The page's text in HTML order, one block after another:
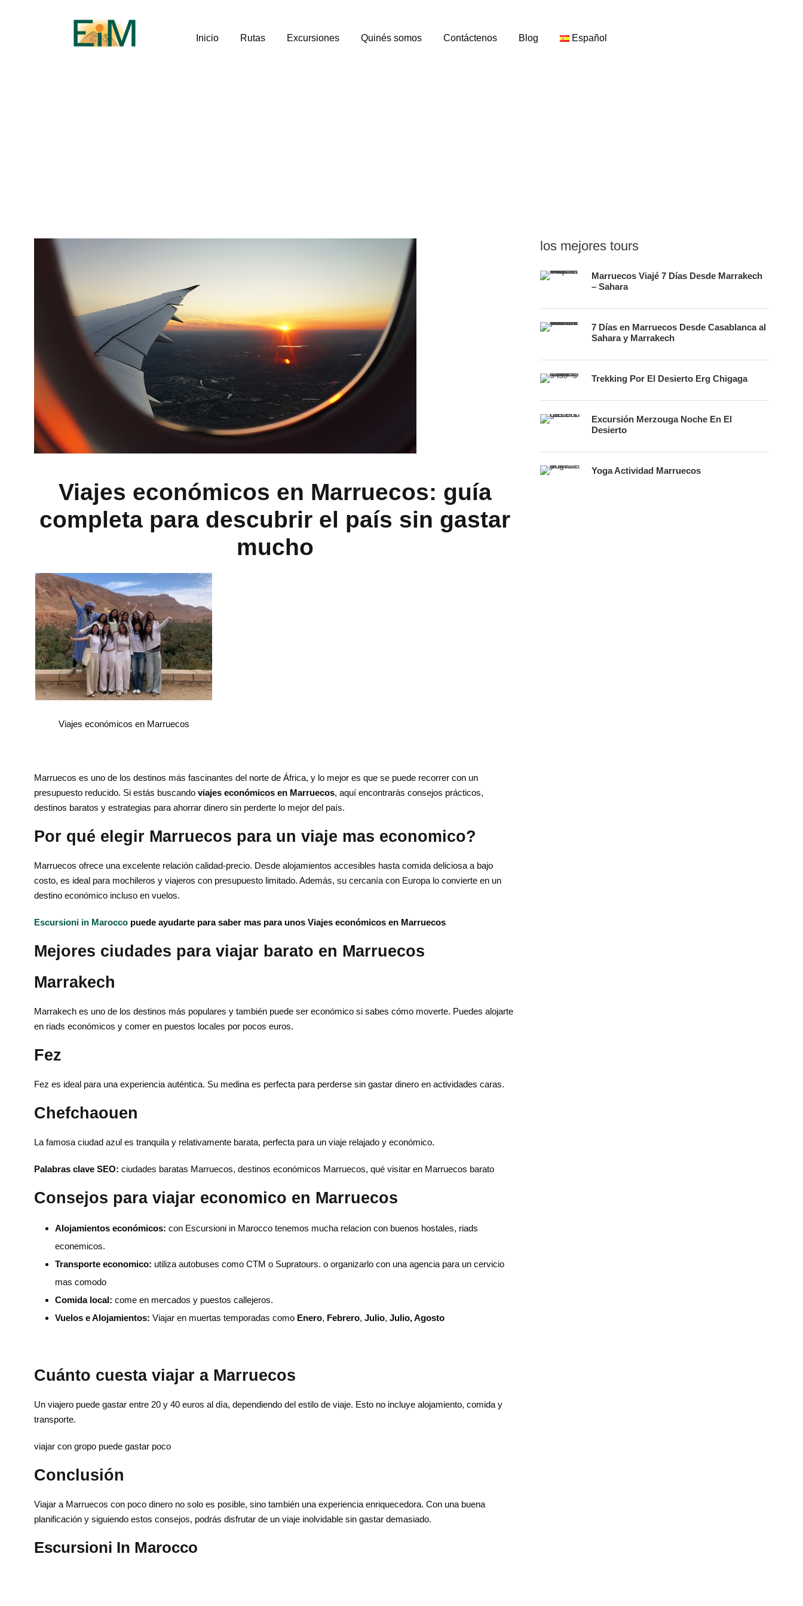
Inicio Rutas Excursiones Quinés somos Contáctenos Blog Español
Viajes económicos en Marruecos: guía
completa para descubrir el país sin gastar
mucho
Viajes económicos en Marruecos
Marruecos es uno de los destinos más fascinantes del norte de África, y lo mejor es que se puede recorrer con un
presupuesto reducido. Si estás buscando viajes económicos en Marruecos, aquí encontrarás consejos prácticos,
destinos baratos y estrategias para ahorrar dinero sin perderte lo mejor del país.
Por qué elegir Marruecos para un viaje mas economico?
Marruecos ofrece una excelente relación calidad-precio. Desde alojamientos accesibles hasta comida deliciosa a bajo
costo, es ideal para mochileros y viajeros con presupuesto limitado. Además, su cercanía con Europa lo convierte en un
destino económico incluso en vuelos.
Escursioni in Marocco puede ayudarte para saber mas para unos Viajes económicos en Marruecos
Mejores ciudades para viajar barato en Marruecos
Marrakech
Marrakech es uno de los destinos más populares y también puede ser económico si sabes cómo moverte. Puedes alojarte
en riads económicos y comer en puestos locales por pocos euros.
Fez
Fez es ideal para una experiencia auténtica. Su medina es perfecta para perderse sin gastar dinero en actividades caras.
Chefchaouen
La famosa ciudad azul es tranquila y relativamente barata, perfecta para un viaje relajado y económico.
Palabras clave SEO: ciudades baratas Marruecos, destinos económicos Marruecos, qué visitar en Marruecos barato
Consejos para viajar economico en Marruecos
Alojamientos económicos: con Escursioni in Marocco tenemos mucha relacion con buenos hostales, riads
econemicos.
Transporte economico: utiliza autobuses como CTM o Supratours. o organizarlo con una agencia para un cervicio
mas comodo
Comida local: come en mercados y puestos callejeros.
Vuelos e Alojamientos: Viajar en muertas temporadas como Enero, Febrero, Julio, Julio, Agosto
Cuánto cuesta viajar a Marruecos
Un viajero puede gastar entre 20 y 40 euros al día, dependiendo del estilo de viaje. Esto no incluye alojamiento, comida y
transporte.
viajar con gropo puede gastar poco
Conclusión
Viajar a Marruecos con poco dinero no solo es posible, sino también una experiencia enriquecedora. Con una buena
planificación y siguiendo estos consejos, podrás disfrutar de un viaje inolvidable sin gastar demasiado.
Escursioni In Marocco
los mejores tours
Marruecos Viajé 7 Días Desde Marrakech
– Sahara
7 Días en Marruecos Desde Casablanca al
Sahara y Marrakech
Trekking Por El Desierto Erg Chigaga
Excursión Merzouga Noche En El
Desierto
Yoga Actividad Marruecos
Tripadvisor Contáctenos Enlaces útiles